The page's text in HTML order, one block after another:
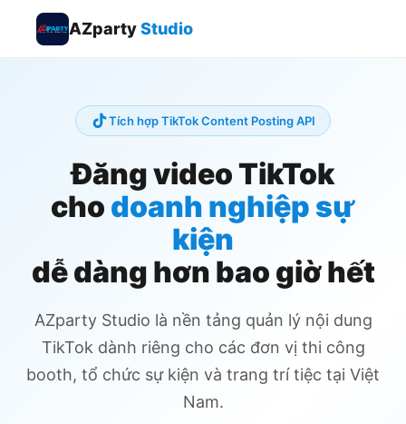
AZpartyStudio
Tích hợp TikTok Content Posting API
Đăng video TikTok
cho doanh nghiệp sự
kiện
dễ dàng hơn bao giờ hết
AZparty Studio là nền tảng quản lý nội dung
TikTok dành riêng cho các đơn vị thi công
booth, tổ chức sự kiện và trang trí tiệc tại Việt
Nam.